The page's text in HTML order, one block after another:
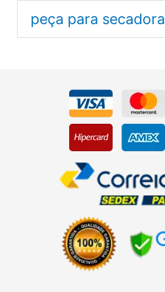
peça para secadora